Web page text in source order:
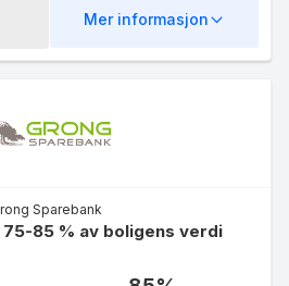
85%
4.93%
Mer informasjon
Sparebank
75-85 % av boligens verdi